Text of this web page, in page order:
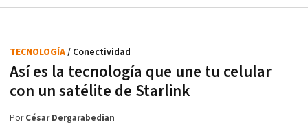
Así es la tecnología que une tu celular
con un satélite de Starlink
TECNOLOGÍA/ Conectividad
PorCésar Dergarabedian